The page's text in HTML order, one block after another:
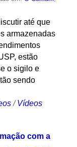
até que
armazenadas
estão
o sigilo e
sendo
/Vídeos
com a